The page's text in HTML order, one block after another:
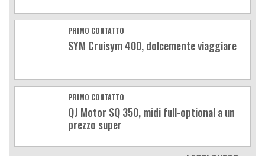
PRIMO CONTATTO
SYM Cruisym 400, dolcemente viaggiare
PRIMO CONTATTO
QJ Motor SQ 350, midi full-optional a un
prezzo super